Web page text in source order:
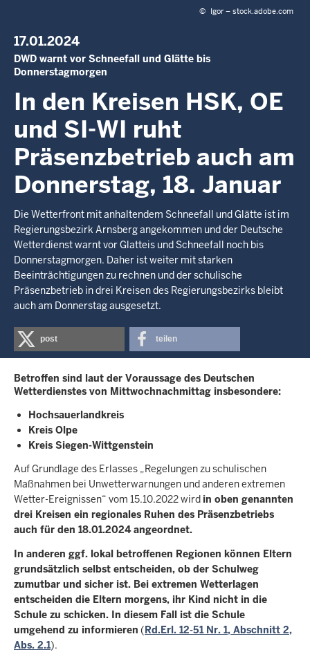
h
i
e
r
© Igor – stock.adobe.com
17.01.2024
DWD warnt vor Schneefall und Glätte bis
Donnerstagmorgen
In den Kreisen HSK, OE
und SI-WI ruht
Präsenzbetrieb auch am
Donnerstag, 18. Januar
Die Wetterfront mit anhaltendem Schneefall und Glätte ist im
Regierungsbezirk Arnsberg angekommen und der Deutsche
Wetterdienst warnt vor Glatteis und Schneefall noch bis
Donnerstagmorgen. Daher ist weiter mit starken
Beeinträchtigungen zu rechnen und der schulische
Präsenzbetrieb in drei Kreisen des Regierungsbezirks bleibt
auch am Donnerstag ausgesetzt.
post teilen
Betroffen sind laut der Voraussage des Deutschen
Wetterdienstes von Mittwochnachmittag insbesondere:
Hochsauerlandkreis
Kreis Olpe
Kreis Siegen-Wittgenstein
Auf Grundlage des Erlasses „Regelungen zu schulischen
Maßnahmen bei Unwetterwarnungen und anderen extremen
Wetter-Ereignissen“ vom 15.10.2022 wird in oben genannten
drei Kreisen ein regionales Ruhen des Präsenzbetriebs
auch für den 18.01.2024 angeordnet.
In anderen ggf. lokal betroffenen Regionen können Eltern
grundsätzlich selbst entscheiden, ob der Schulweg
zumutbar und sicher ist. Bei extremen Wetterlagen
entscheiden die Eltern morgens, ihr Kind nicht in die
Schule zu schicken. In diesem Fall ist die Schule
umgehend zu informieren (Rd.Erl. 12-51 Nr. 1, Abschnitt 2,
Abs. 2.1).